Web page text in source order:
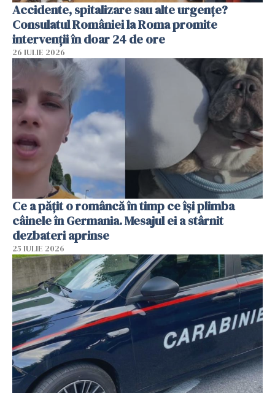
Accidente, spitalizare sau alte urgențe?
Consulatul României la Roma promite
intervenții în doar 24 de ore
26 IULIE 2026
Ce a pățit o româncă în timp ce își plimba
câinele în Germania. Mesajul ei a stârnit
dezbateri aprinse
25 IULIE 2026